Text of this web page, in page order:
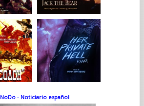
NoDo - Noticiario español